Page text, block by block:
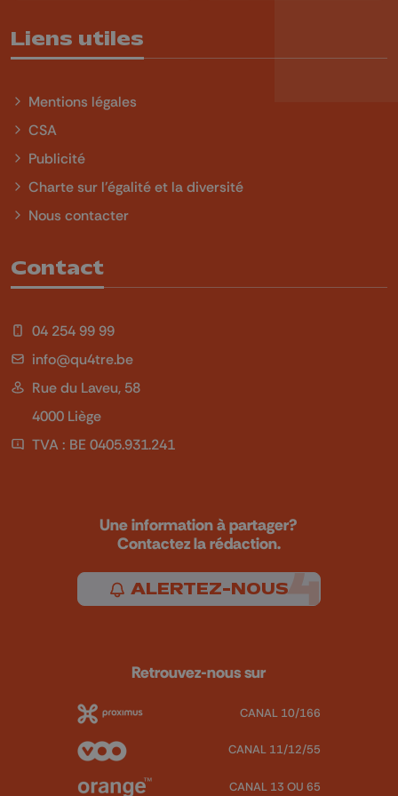
Liens utiles
Mentions légales
CSA
Publicité
Charte sur l'égalité et la diversité
Nous contacter
Contact
04 254 99 99
info@qu4tre.be
Rue du Laveu, 58
4000 Liège
TVA : BE 0405.931.241
Une information à partager?
Contactez la rédaction.
ALERTEZ-NOUS
Retrouvez-nous sur
CANAL 10/166
CANAL 11/12/55
CANAL 13 OU 65